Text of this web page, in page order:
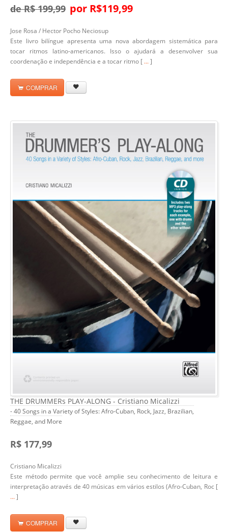
de R$ 199,99 por R$119,99
Jose Rosa / Hector Pocho Neciosup
Este livro bilíngue apresenta uma nova abordagem sistemática para
tocar ritmos latino-americanos. Isso o ajudará a desenvolver sua
coordenação e independência e a tocar ritmo [ ...]
COMPRAR
THE DRUMMERs PLAY-ALONG - Cristiano Micalizzi
- 40 Songs in a Variety of Styles: Afro-Cuban, Rock, Jazz, Brazilian,
Reggae, and More
R$ 177,99
Cristiano Micalizzi
Este método permite que você amplie seu conhecimento de leitura e
interpretação através de 40 músicas em vários estilos (Afro-Cuban, Roc [
...]
COMPRAR